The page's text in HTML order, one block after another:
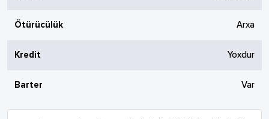
Ötürücülük Arxa
Kredit Yoxdur
Barter Var